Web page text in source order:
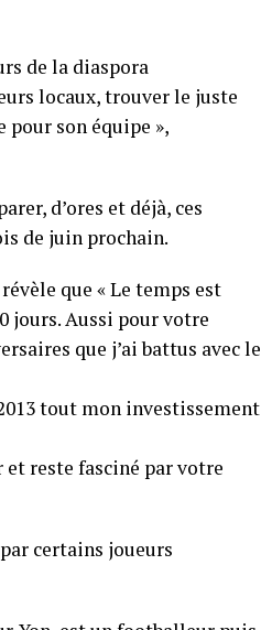
de la diaspora
locaux, trouver le juste
pour son équipe »,
d’ores et déjà, ces
de juin prochain.
que « Le temps est
jours. Aussi pour votre
que j’ai battus avec le
tout mon investissement
et reste fasciné par votre
certains joueurs